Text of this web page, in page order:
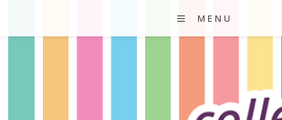
to
MENU